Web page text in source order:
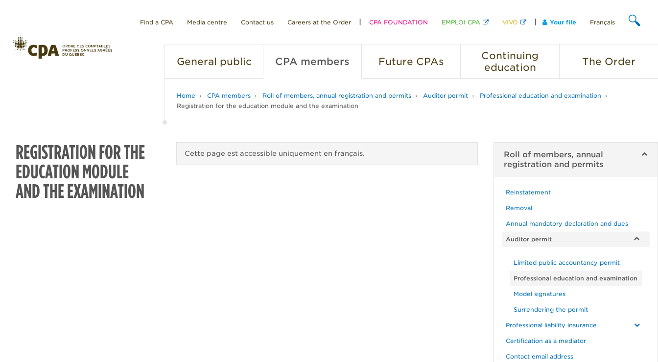
Find a CPA Media centre Contact us Careers at the Order CPA FOUNDATION EMPLOI CPA VIVO Your file Français
General public CPA members Future CPAs
Continuing
education
The Order
Home CPA members Roll of members, annual registration and permits Auditor permit
Professional education and examination
Registration for the education module and the examination
REGISTRATION FOR THE
EDUCATION MODULE
AND THE EXAMINATION
Cette page est accessible uniquement en français.
Roll of members, annual
registration and permits
Reinstatement
Removal
Annual mandatory declaration and dues
Auditor permit
Limited public accountancy permit
Professional education and examination
Model signatures
Surrendering the permit
Professional liability insurance
Certification as a mediator
Contact email address